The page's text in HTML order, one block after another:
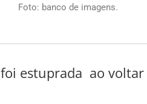
Foto: banco de imagens.
estuprada ao